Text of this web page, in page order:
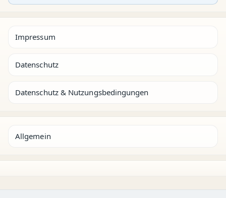
Impressum
Datenschutz
Datenschutz & Nutzungsbedingungen
Allgemein